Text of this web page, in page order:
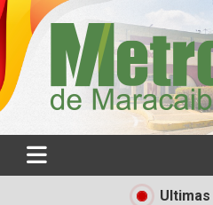
Metro de
Pagina oficial del Metro de